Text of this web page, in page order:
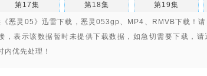
第17集 第18集 第19集
恶灵05》迅雷下载， 恶灵053gp、MP4、RMVB下载 ！
，表示该数据暂时未提供下载数据，如急切需要下载，请
内优先处理！